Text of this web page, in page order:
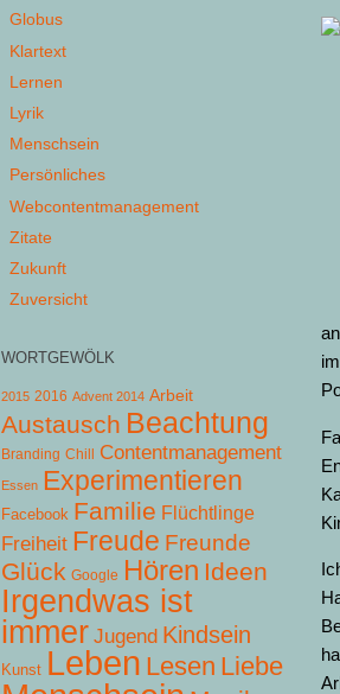
Globus
Klartext
Lernen
Lyrik
Menschsein
Persönliches
Webcontentmanagement
Zitate
Zukunft
Zuversicht
WORTGEWÖLK
2015 2016 Advent 2014 Arbeit
Austausch Beachtung
Branding Chill Contentmanagement
Essen Experimentieren
Facebook Familie Flüchtlinge
Freiheit Freude Freunde
Glück Google Hören Ideen
Irgendwas ist
immer Jugend Kindsein
Kunst Leben Lesen Liebe